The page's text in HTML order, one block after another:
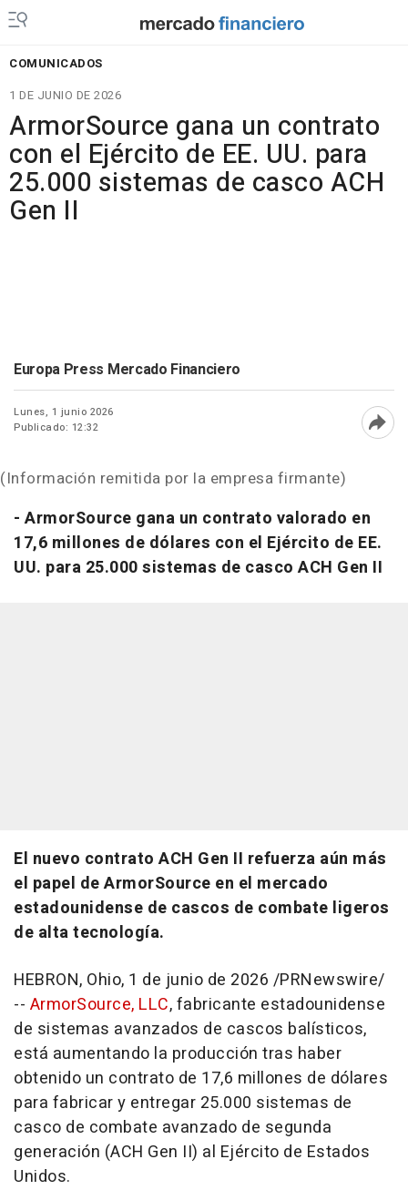
COMUNICADOS
1 DE JUNIO DE 2026
ArmorSource gana un contrato
con el Ejército de EE. UU. para
25.000 sistemas de casco ACH
Gen II
Europa Press Mercado Financiero
Lunes, 1 junio 2026
Publicado: 12:32
(Información remitida por la empresa firmante)
- ArmorSource gana un contrato valorado en
17,6 millones de dólares con el Ejército de EE.
UU. para 25.000 sistemas de casco ACH Gen II
El nuevo contrato ACH Gen II refuerza aún más
el papel de ArmorSource en el mercado
estadounidense de cascos de combate ligeros
de alta tecnología.
HEBRON, Ohio, 1 de junio de 2026 /PRNewswire/
-- ArmorSource, LLC, fabricante estadounidense
de sistemas avanzados de cascos balísticos,
está aumentando la producción tras haber
obtenido un contrato de 17,6 millones de dólares
para fabricar y entregar 25.000 sistemas de
casco de combate avanzado de segunda
generación (ACH Gen II) al Ejército de Estados
Unidos.